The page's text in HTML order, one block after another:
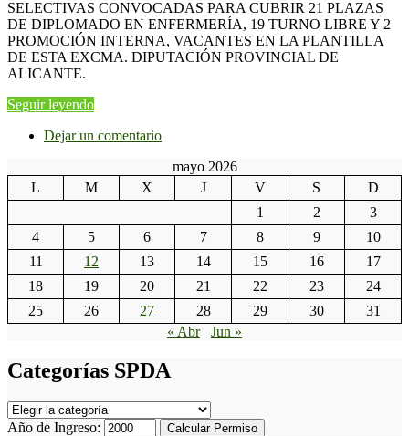
SELECTIVAS CONVOCADAS PARA CUBRIR 21 PLAZAS
DE DIPLOMADO EN ENFERMERÍA, 19 TURNO LIBRE Y 2
PROMOCIÓN INTERNA, VACANTES EN LA PLANTILLA
DE ESTA EXCMA. DIPUTACIÓN PROVINCIAL DE
ALICANTE.
Seguir leyendo
Dejar un comentario
mayo 2026
L
M X J V S
D
1
2
3
4
5 6 7 8 9
10
11
12 13 14 15 16
17
18
19 20 21 22 23
24
25
26 27 28 29 30
31
« Abr
Jun »
Categorías SPDA
Categorías
SPDA
Año de Ingreso: Calcular Permiso